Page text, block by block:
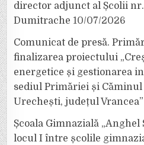
director adjunct al Școlii
Dumitrache 10/07/2026
Comunicat de presă.
finalizarea proiectului
energetice și gestionarea
sediul Primăriei și
Urechești, județul Vrancea”
Școala Gimnazială „Anghel
locul I între școlile